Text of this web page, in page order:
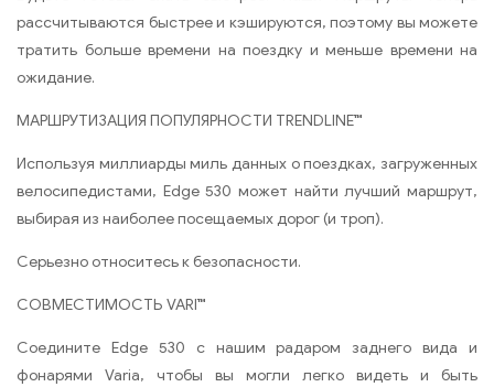
рассчитываются быстрее и кэшируются, поэтому вы можете
тратить больше времени на поездку и меньше времени на
ожидание.
МАРШРУТИЗАЦИЯ ПОПУЛЯРНОСТИ TRENDLINE™
Используя миллиарды миль данных о поездках, загруженных
велосипедистами, Edge 530 может найти лучший маршрут,
выбирая из наиболее посещаемых дорог (и троп).
Серьезно относитесь к безопасности.
СОВМЕСТИМОСТЬ VARI™
Соедините Edge 530 с нашим радаром заднего вида и
фонарями Varia, чтобы вы могли легко видеть и быть